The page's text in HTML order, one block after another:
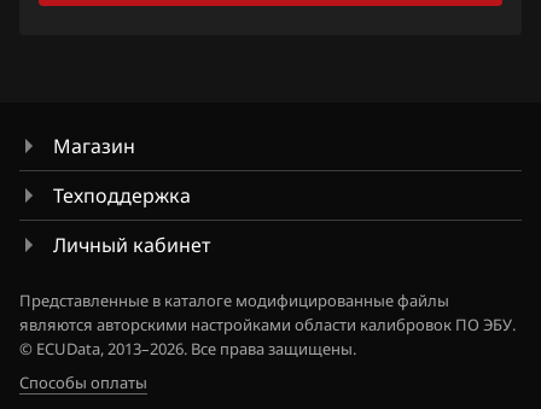
Foton
Genesis
GMC
Great Wall
Groz
Haima
Haval
Магазин
Техподдержка
Личный кабинет
Представленные в каталоге модифицированные файлы
являются авторскими настройками области калибровок ПО ЭБУ.
© ECUData, 2013–2026. Все права защищены.
Способы оплаты